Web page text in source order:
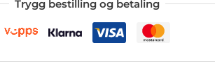
Trygg bestilling og betaling